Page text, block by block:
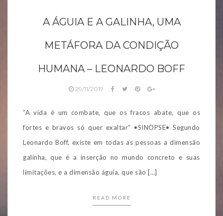
A ÁGUIA E A GALINHA, UMA
METÁFORA DA CONDIÇÃO
HUMANA – LEONARDO BOFF
29/11/2019
“A vida é um combate, que os fracos abate, que os
fortes e bravos só quer exaltar” •SINOPSE• Segundo
Leonardo Boff, existe em todas as pessoas a dimensão
galinha, que é a inserção no mundo concreto e suas
limitações, e a dimensão águia, que são […]
READ MORE